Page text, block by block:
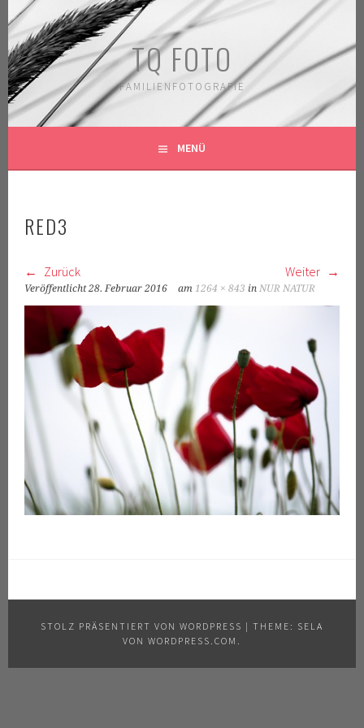
Springe
zum
Inhalt
TQ FOTO
FAMILIENFOTOGRAFIE
MENÜ
RED3
Zurück Weiter
Veröffentlicht28. Februar 2016 am 1264 × 843 inNUR NATUR
STOLZ PRÄSENTIERT VON WORDPRESS | THEME: SELA
VON WORDPRESS.COM .